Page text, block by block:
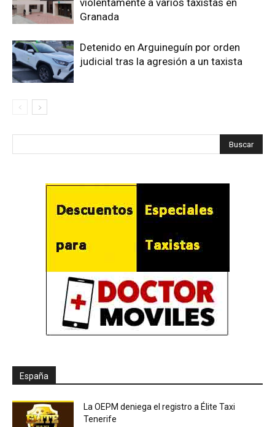
violentamente a varios taxistas en
Granada
Detenido en Arguineguín por orden
judicial tras la agresión a un taxista
España
La OEPM deniega el registro a Élite Taxi
Tenerife